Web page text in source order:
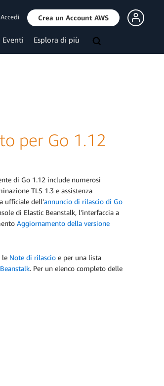
Accedi Crea un Account AWS
Eventi Esplora di più
per Go 1.12
di Go 1.12 include numerosi
TLS 1.3 e assistenza
ufficiale dell’annuncio di rilascio di Go
di Elastic Beanstalk, l'interfaccia a
Aggiornamento della versione
le Note di rilascio e per una lista
. Per un elenco completo delle